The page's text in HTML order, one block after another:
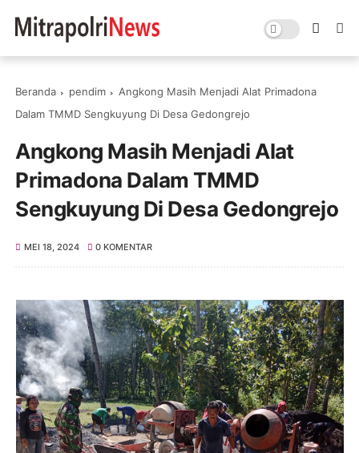
Beranda pendim
Angkong Masih Menjadi Alat Primadona
Dalam TMMD Sengkuyung Di Desa Gedongrejo
Angkong Masih Menjadi Alat
Primadona Dalam TMMD
Sengkuyung Di Desa Gedongrejo
MEI 18, 2024 0 KOMENTAR